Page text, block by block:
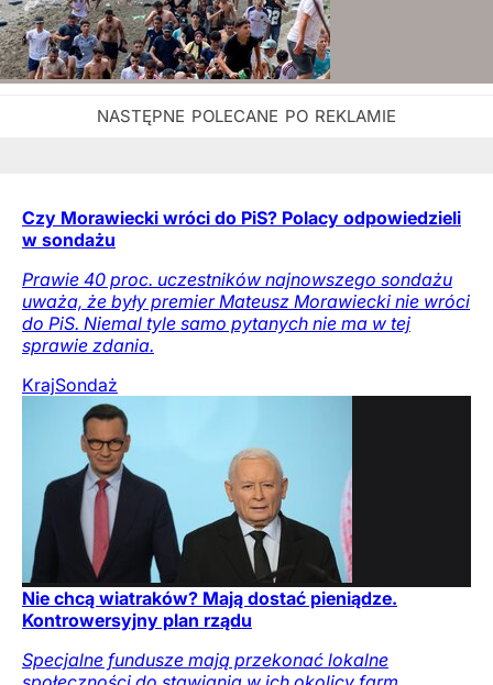
Czy Morawiecki wróci do PiS? Polacy odpowiedzieli
w sondażu
Prawie 40 proc. uczestników najnowszego sondażu
uważa, że były premier Mateusz Morawiecki nie wróci
do PiS. Niemal tyle samo pytanych nie ma w tej
sprawie zdania.
KrajSondaż
Nie chcą wiatraków? Mają dostać pieniądze.
Kontrowersyjny plan rządu
Specjalne fundusze mają przekonać lokalne